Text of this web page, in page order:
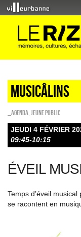
Musicâlins
_Agenda Jeune public
JEUDI 4 FÉVRIER
09:45-10:15
ÉVEIL
Temps d’éveil
se racontent en